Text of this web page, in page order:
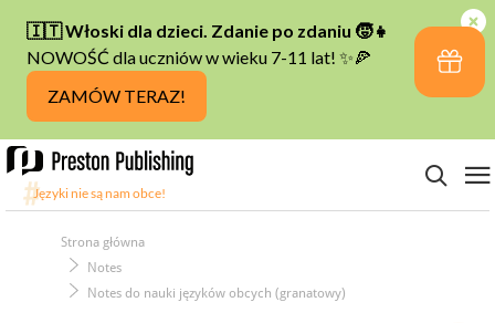
Strona główna
Notes
Notes do nauki języków obcych (granatowy)